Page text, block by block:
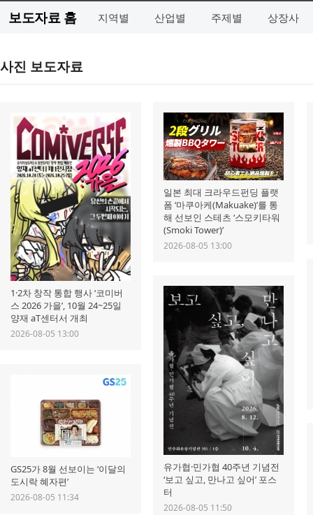
보도자료 홈 지역별 산업별 주제별 상장사
사진 보도자료
1·2차 창작 통합 행사 ‘코미버
스 2026 가을’, 10월 24~25일
양재 aT센터서 개최
2026-08-05 13:00
일본 최대 크라우드펀딩 플랫
폼 ‘마쿠아케(Makuake)’를 통
해 선보인 스테츠 ‘스모키타워
(Smoki Tower)’
2026-08-05 13:00
유가협·민가협 40주년 기념전
‘보고 싶고, 만나고 싶어’ 포스
터
2026-08-05 11:50
GS25가 8월 선보이는 ‘이달의
도시락 혜자편’
2026-08-05 11:34